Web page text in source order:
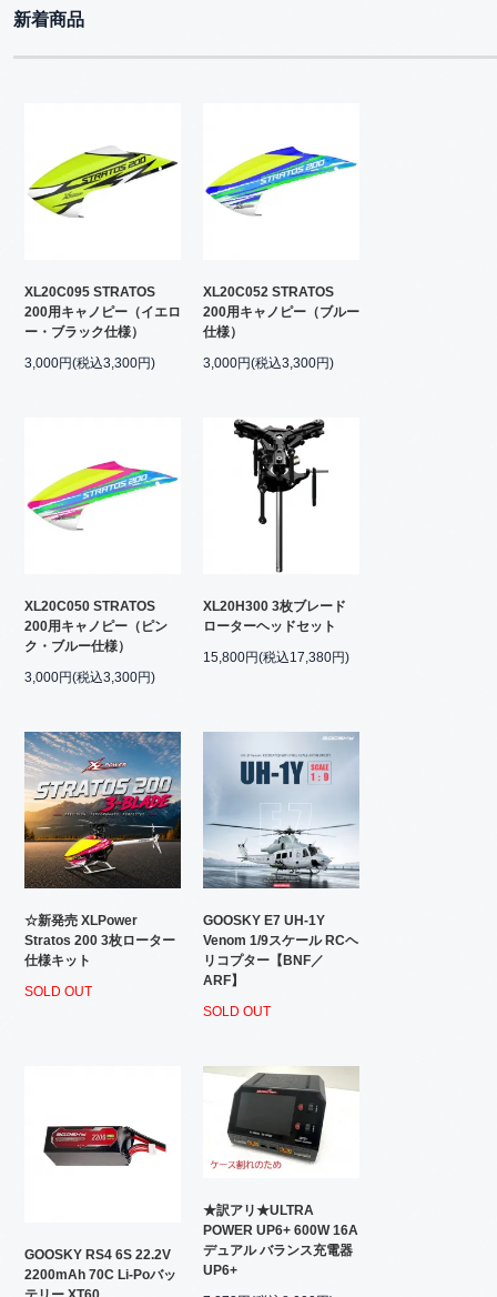
新着商品
XL20C095 STRATOS
200用キャノピー（イエロ
ー・ブラック仕様）
3,000円(税込3,300円)
XL20C052 STRATOS
200用キャノピー（ブルー
仕様）
3,000円(税込3,300円)
XL20C050 STRATOS
200用キャノピー（ピン
ク・ブルー仕様）
3,000円(税込3,300円)
XL20H300 3枚ブレード
ローターヘッドセット
15,800円(税込17,380円)
☆新発売 XLPower
Stratos 200 3枚ローター
仕様キット
SOLD OUT
GOOSKY E7 UH-1Y
Venom 1/9スケール RCヘ
リコプター【BNF／
ARF】
SOLD OUT
GOOSKY RS4 6S 22.2V
2200mAh 70C Li-Poバッ
★訳アリ★ULTRA
POWER UP6+ 600W 16A
デュアル バランス充電器
UP6+